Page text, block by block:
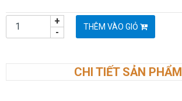
-
+ THÊM VÀO GIỎ
CHI TIẾT SẢN PHẨM